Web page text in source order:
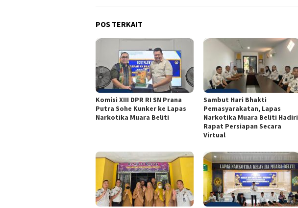
POS TERKAIT
Komisi XIII DPR RI SN Prana
Putra Sohe Kunker ke Lapas
Narkotika Muara Beliti
Sambut Hari Bhakti
Pemasyarakatan, Lapas
Narkotika Muara Beliti Hadiri
Rapat Persiapan Secara
Virtual